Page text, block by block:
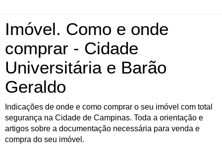
Imóvel. Como e onde
comprar - Cidade
Universitária e Barão
Geraldo
Indicações de onde e como comprar o seu imóvel com total
segurança na Cidade de Campinas. Toda a orientação e
artigos sobre a documentação necessária para venda e
compra do seu imóvel.